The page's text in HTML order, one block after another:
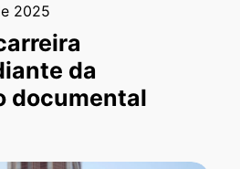
2025
da
documental